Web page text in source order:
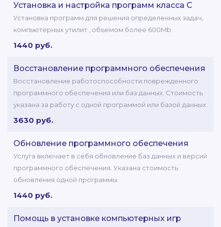
Установка и настройка программ класса C
Установка программ для решения определенных задач,
компьютерных утилит , объемом более 600Mb.
1440 руб.
Восстановление программного обеспечения
Восстановление работоспособности поврежденного
программного обеспечения или баз данных. Стоимость
указана за работу с одной программой или базой данных.
3630 руб.
Обновление программного обеспечения
Услуга включает в себя обновление баз данных и версий
программного обеспечения. Указана стоимость
обновления одной программы.
1440 руб.
Помощь в установке компьютерных игр